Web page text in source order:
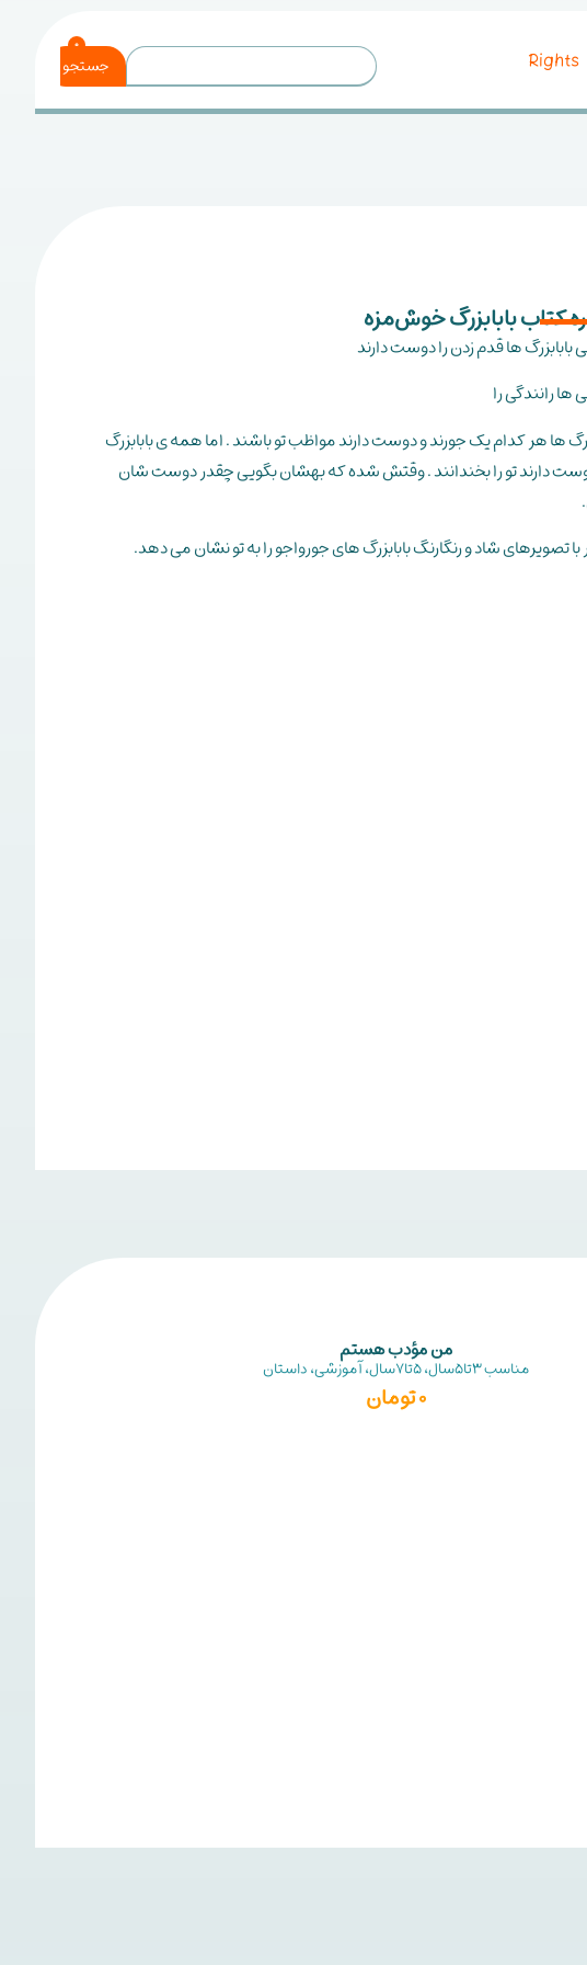
Rights
0
جستجو
کتاب بابابزرگ خوش‌مزه
ها قدم زدن را دوست دارند
رانندگی را
ها هر کدام یک جورند و دوست دارند مواظب تو باشند . اما همه ی بابابزرگ
دارند تو را بخندانند . وقتش شده که بهشان بگویی چقدر دوست شان
با تصویرهای شاد و رنگارنگ بابابزرگ های جورواجو را به تو نشان می دهد.
من مؤدب هستم
مناسب3تا5سال ،5تا7سال ،آموزشی،داستان
0تومان